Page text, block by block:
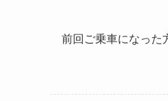
前回ご乗車になった